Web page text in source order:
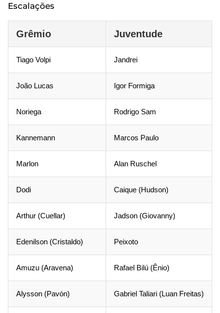
Escalações
Grêmio Juventude
Tiago Volpi Jandrei
João Lucas Igor Formiga
Noriega Rodrigo Sam
Kannemann Marcos Paulo
Marlon Alan Ruschel
Dodi Caique (Hudson)
Arthur (Cuellar) Jadson (Giovanny)
Edenilson (Cristaldo) Peixoto
Amuzu (Aravena) Rafael Bilú (Ênio)
Alysson (Pavón) Gabriel Taliari (Luan Freitas)